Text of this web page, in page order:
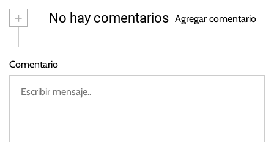
ju
li
e
2
+ No hay comentarios Agregar comentario
Comentario